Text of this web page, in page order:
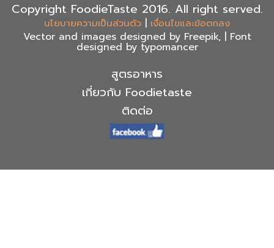
Copyright FoodieTaste 2016. All right served.
นโยบายความเป็นส่วนตัว | เงื่อนไขและข้อตกลง
Vector and images designed by Freepik, | Font
designed by typomancer
สูตรอาหาร
เกี่ยวกับ Foodietaste
ติดต่อ